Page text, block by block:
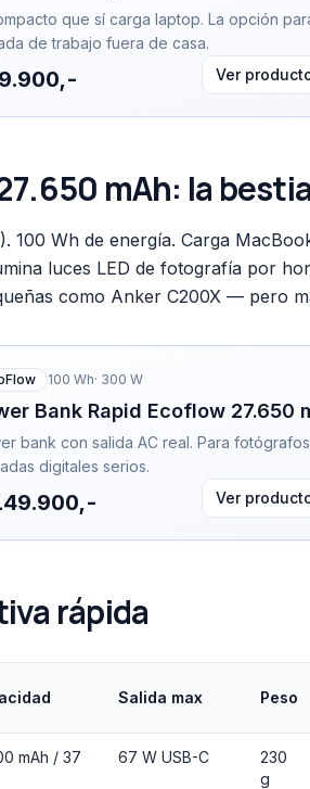
que sí carga laptop. La opción
de trabajo fuera de casa.
Ver
mAh: la bestia
100 Wh de energía. Carga
luces LED de fotografía por
como Anker C200X — pero
100 Wh· 300 W
Bank Rapid Ecoflow 27.650
bank con salida AC real. Para
digitales serios.
Ver
rápida
Salida max Peso
mAh / 37
67 W USB-C
230
g